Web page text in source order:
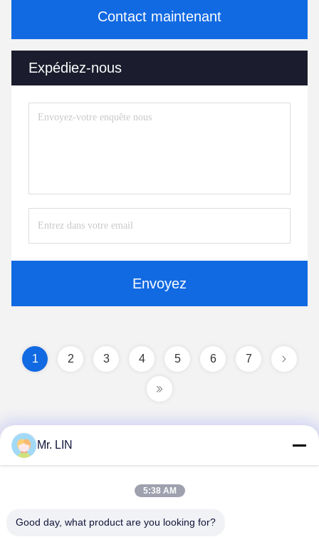
Contact maintenant
Expédiez-nous
Envoyez
1 2 3 4 5 6 7
Guangdong Jinhonghai New Material
Mr. LIN
5:38 AM
Good day, what product are you looking for?